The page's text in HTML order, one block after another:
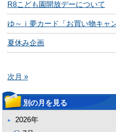
R8こども園開放デーについて
ゆ～ｉ夢カード「お買い物キャ
夏休み企画
次月 »
別の月を見る
2026年